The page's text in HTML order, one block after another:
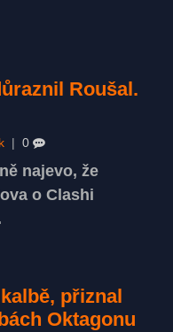
Roušal.
0
najevo, že
o Clashi
přiznal
Oktagonu